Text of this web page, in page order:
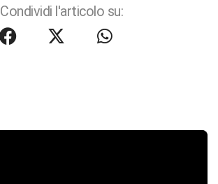
Condividi l'articolo su: